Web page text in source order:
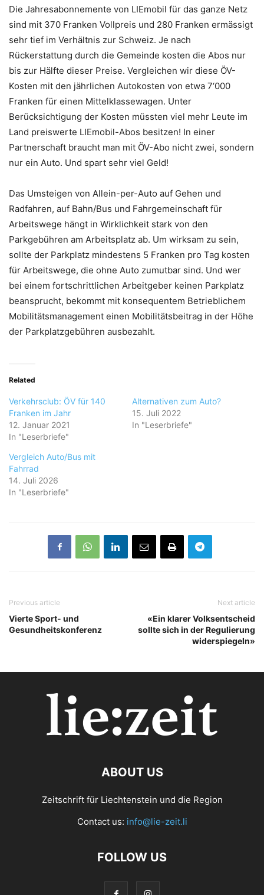
Die Jahresabonnemente von LIEmobil für das ganze Netz
sind mit 370 Franken Vollpreis und 280 Franken ermässigt
sehr tief im Verhältnis zur Schweiz. Je nach
Rückerstattung durch die Gemeinde kosten die Abos nur
bis zur Hälfte dieser Preise. Vergleichen wir diese ÖV-
Kosten mit den jährlichen Autokosten von etwa 7‘000
Franken für einen Mittelklassewagen. Unter
Berücksichtigung der Kosten müssten viel mehr Leute im
Land preiswerte LIEmobil-Abos besitzen! In einer
Partnerschaft braucht man mit ÖV-Abo nicht zwei, sondern
nur ein Auto. Und spart sehr viel Geld!
Das Umsteigen von Allein-per-Auto auf Gehen und
Radfahren, auf Bahn/Bus und Fahrgemeinschaft für
Arbeitswege hängt in Wirklichkeit stark von den
Parkgebühren am Arbeitsplatz ab. Um wirksam zu sein,
sollte der Parkplatz mindestens 5 Franken pro Tag kosten
für Arbeitswege, die ohne Auto zumutbar sind. Und wer
bei einem fortschrittlichen Arbeitgeber keinen Parkplatz
beansprucht, bekommt mit konsequentem Betrieblichem
Mobilitätsmanagement einen Mobilitätsbeitrag in der Höhe
der Parkplatzgebühren ausbezahlt.
Related
Verkehrsclub: ÖV für 140
Franken im Jahr
12. Januar 2021
In "Leserbriefe"
Alternativen zum Auto?
15. Juli 2022
In "Leserbriefe"
Vergleich Auto/Bus mit
Fahrrad
14. Juli 2026
In "Leserbriefe"
Previous article
Vierte Sport- und
Gesundheitskonferenz
Next article
«Ein klarer Volksentscheid
sollte sich in der Regulierung
widerspiegeln»
ABOUT US
Zeitschrift für Liechtenstein und die Region
Contact us: info@lie-zeit.li
FOLLOW US